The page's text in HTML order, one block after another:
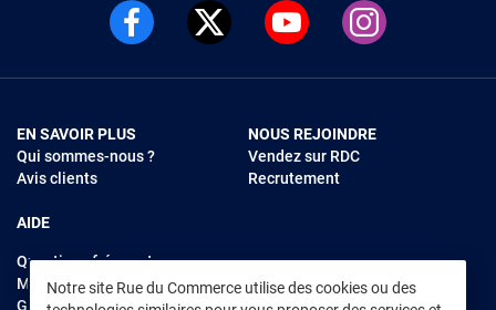
Notre site Rue du Commerce utilise des cookies ou des
EN SAVOIR PLUS
Qui sommes-nous ?
Avis clients
AIDE
Questions fréquentes
Modes de règlements
Garantie et retours
NOUS REJOINDRE
Vendez sur RDC
Recrutement